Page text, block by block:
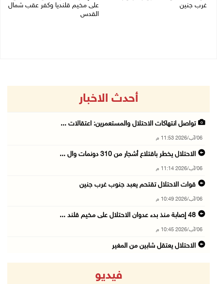
غرب جنين
على مخيم قلنديا وكفر عقب شمال
القدس
أحدث الاخبار
تواصل انتهاكات الاحتلال والمستعمرين: اعتقالات ...
06/آب/2026 11:53 م
الاحتلال يخطر باقتلاع أشجار من 310 دونمات وال ...
06/آب/2026 11:14 م
قوات الاحتلال تقتحم يعبد جنوب غرب جنين
06/آب/2026 10:49 م
48 إصابة منذ بدء عدوان الاحتلال على مخيم قلند ...
06/آب/2026 10:45 م
الاحتلال يعتقل شابين من المغير
وزير الداخلية يبحث مع مكافحة المخدرات الدولي ...
فيديو